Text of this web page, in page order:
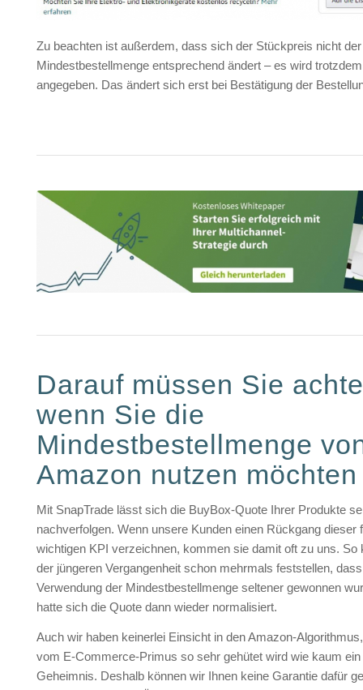
Zu beachten ist außerdem, dass sich der Stückpreis nicht der
Mindestbestellmenge entsprechend ändert – es wird
angegeben. Das ändert sich erst bei Bestätigung der
Darauf müssen Sie
wenn Sie die
Mindestbestellmenge
Amazon nutzen möchten
Mit SnapTrade lässt sich die BuyBox-Quote Ihrer Produkte
nachverfolgen. Wenn unsere Kunden einen Rückgang dieser
wichtigen KPI verzeichnen, kommen sie damit oft zu uns. So
der jüngeren Vergangenheit schon mehrmals feststellen,
Verwendung der Mindestbestellmenge seltener gewonnen
hatte sich die Quote dann wieder normalisiert.
Auch wir haben keinerlei Einsicht in den Amazon-
vom E-Commerce-Primus so sehr gehütet wird wie kaum ein
Geheimnis. Deshalb können wir Ihnen keine Garantie dafür